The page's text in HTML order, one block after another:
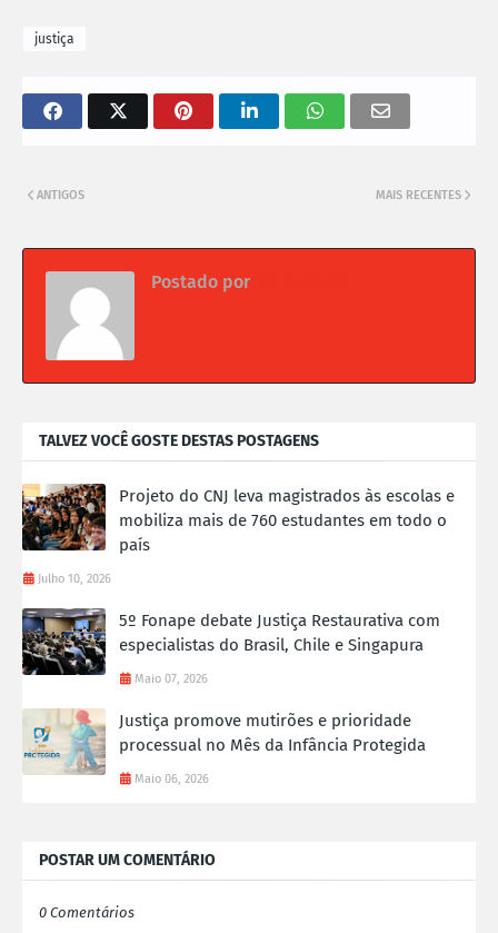
justiça
MAIS RECENTES
ANTIGOS
Postado por
TALVEZ VOCÊ GOSTE DESTAS POSTAGENS
Projeto do CNJ leva magistrados às escolas e
mobiliza mais de 760 estudantes em todo o
país
Julho 10, 2026
5º Fonape debate Justiça Restaurativa com
especialistas do Brasil, Chile e Singapura
Maio 07, 2026
Justiça promove mutirões e prioridade
processual no Mês da Infância Protegida
Maio 06, 2026
POSTAR UM COMENTÁRIO
0 Comentários